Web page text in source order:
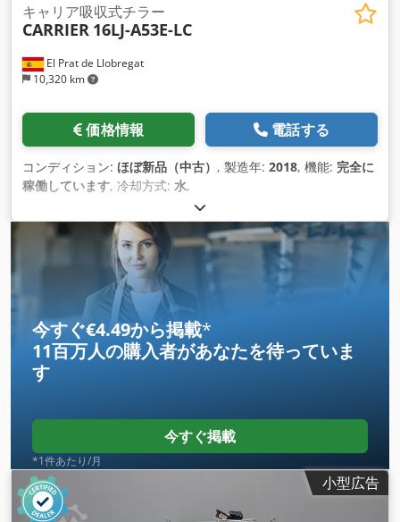
El Prat de Llobregat
10,320 km
キャリア吸収式チラー
CARRIER 16LJ-A53E-LC
価格情報 電話する
コンディション: ほぼ新品（中古） , 製造年: 2018, 機能: 完全に
稼働しています, 冷却方式: 水,
今すぐ€4.49から掲載*
11百万人の購入者があなたを待っていま
す
今すぐ掲載
*1件あたり/月
小型広告